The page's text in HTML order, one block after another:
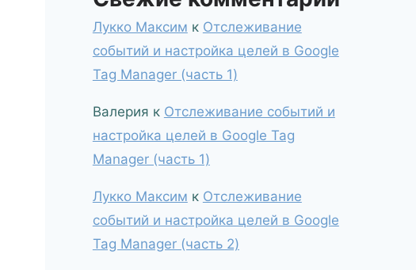
Лукко Максим к Отслеживание
событий и настройка целей в Google
Tag Manager (часть 1)
Валерия к Отслеживание событий и
настройка целей в Google Tag
Manager (часть 1)
Лукко Максим к Отслеживание
событий и настройка целей в Google
Tag Manager (часть 2)